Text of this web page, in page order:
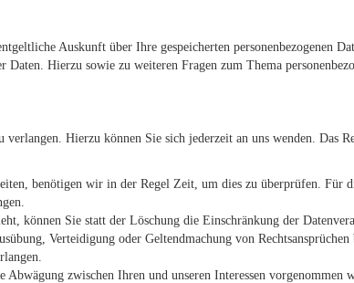
Auskunft über Ihre gespeicherten personenbezogenen
Hierzu sowie zu weiteren Fragen zum Thema
Hierzu können Sie sich jederzeit an uns wenden. Das
benötigen wir in der Regel Zeit, um dies zu überprüfen. Für
können Sie statt der Löschung die Einschränkung der
Verteidigung oder Geltendmachung von
zwischen Ihren und unseren Interessen vorgenommen